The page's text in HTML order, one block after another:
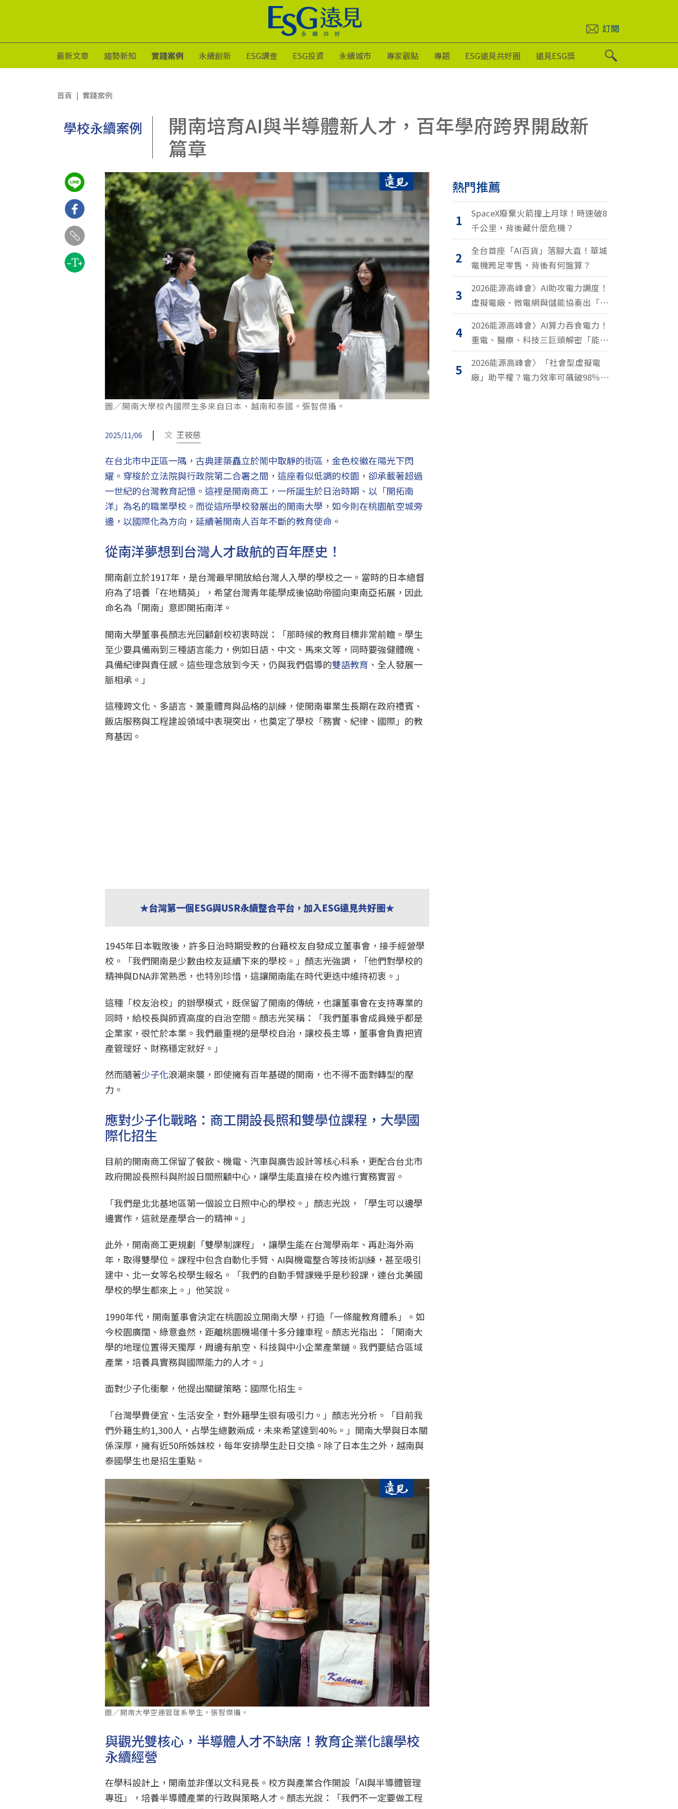
訂閱
最新文章 趨勢新知 實踐案例 永續創新 ESG調查 ESG投資 永續城市 專家觀點 專題 ESG遠見共好圈 遠見ESG獎
首頁 實踐案例
學校永續案例
開南培育AI與半導體新人才，百年學府跨界開啟新
篇章
圖／開南大學校內國際生多來自日本、越南和泰國。張智傑攝。
2025/11/06 | 文 王筱慈
在台北市中正區一隅，古典建築矗立於鬧中取靜的街區，金色校徽在陽光下閃
耀。穿梭於立法院與行政院第二合署之間，這座看似低調的校園，卻承載著超過
一世紀的台灣教育記憶。這裡是開南商工，一所誕生於日治時期、以「開拓南
洋」為名的職業學校。而從這所學校發展出的開南大學，如今則在桃園航空城旁
邊，以國際化為方向，延續著開南人百年不斷的教育使命。
從南洋夢想到台灣人才啟航的百年歷史！
開南創立於1917年，是台灣最早開放給台灣人入學的學校之一。當時的日本總督
府為了培養「在地精英」，希望台灣青年能學成後協助帝國向東南亞拓展，因此
命名為「開南」意即開拓南洋。
開南大學董事長顏志光回顧創校初衷時說：「那時候的教育目標非常前瞻。學生
至少要具備兩到三種語言能力，例如日語、中文、馬來文等，同時要強健體魄、
具備紀律與責任感。這些理念放到今天，仍與我們倡導的雙語教育 、全人發展一
脈相承。」
這種跨文化、多語言、兼重體育與品格的訓練，使開南畢業生長期在政府禮賓、
飯店服務與工程建設領域中表現突出，也奠定了學校「務實、紀律、國際」的教
育基因。
★台灣第一個ESG與USR永續整合平台，加入ESG遠見共好圈★
1945年日本戰敗後，許多日治時期受教的台籍校友自發成立董事會，接手經營學
校。「我們開南是少數由校友延續下來的學校。」顏志光強調，「他們對學校的
精神與DNA非常熟悉，也特別珍惜，這讓開南能在時代更迭中維持初衷。」
這種「校友治校」的辦學模式，既保留了開南的傳統，也讓董事會在支持專業的
同時，給校長與師資高度的自治空間。顏志光笑稱：「我們董事會成員幾乎都是
企業家，很忙於本業。我們最重視的是學校自治，讓校長主導，董事會負責把資
產管理好、財務穩定就好。」
然而隨著少子化浪潮來襲，即使擁有百年基礎的開南，也不得不面對轉型的壓
力。
應對少子化戰略：商工開設長照和雙學位課程，大學國
際化招生
目前的開南商工保留了餐飲、機電、汽車與廣告設計等核心科系，更配合台北市
政府開設長照科與附設日間照顧中心，讓學生能直接在校內進行實務實習。
「我們是北北基地區第一個設立日照中心的學校。」顏志光說，「學生可以邊學
邊實作，這就是產學合一的精神。」
此外，開南商工更規劃「雙學制課程」，讓學生能在台灣學兩年、再赴海外兩
年，取得雙學位。課程中包含自動化手臂、AI與機電整合等技術訓練，甚至吸引
建中、北一女等名校學生報名。「我們的自動手臂課幾乎是秒殺課，連台北美國
學校的學生都來上。」他笑說。
1990年代，開南董事會決定在桃園設立開南大學，打造「一條龍教育體系」。如
今校園廣闊、綠意盎然，距離桃園機場僅十多分鐘車程。顏志光指出：「開南大
學的地理位置得天獨厚，周邊有航空、科技與中小企業產業鏈。我們要結合區域
產業，培養具實務與國際能力的人才。」
面對少子化衝擊，他提出關鍵策略：國際化招生。
「台灣學費便宜、生活安全，對外籍學生很有吸引力。」顏志光分析。「目前我
們外籍生約1,300人，占學生總數兩成，未來希望達到40%。」開南大學與日本關
係深厚，擁有近50所姊妹校，每年安排學生赴日交換。除了日本生之外，越南與
泰國學生也是招生重點。
圖／開南大學空運管理系學生。張智傑攝。
與觀光雙核心，半導體人才不缺席！教育企業化讓學校
永續經營
在學科設計上，開南並非僅以文科見長。校方與產業合作開設「AI與半導體管理
專班」，培養半導體產業的行政與策略人才。顏志光說：「我們不一定要做工程
熱門推薦
1
SpaceX廢棄火箭撞上月球！時速破8
千公里，背後藏什麼危機？
2
全台首座「AI百貨」落腳大直！華城
電機跨足零售，背後有何盤算？
3
2026能源高峰會〉AI助攻電力調度！
虛擬電廠、微電網與儲能協奏出「能
源交響樂」
4
2026能源高峰會〉AI算力吞食電力！
重電、醫療、科技三巨頭解密「能源
轉型2.0」致勝關鍵
5
2026能源高峰會〉「社會型虛擬電
廠」助平權？電力效率可飆破98％？